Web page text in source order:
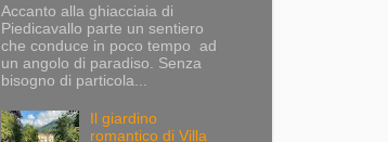
Accanto alla ghiacciaia di
Piedicavallo parte un sentiero
che conduce in poco tempo ad
un angolo di paradiso. Senza
bisogno di particola...
Il giardino
romantico di Villa